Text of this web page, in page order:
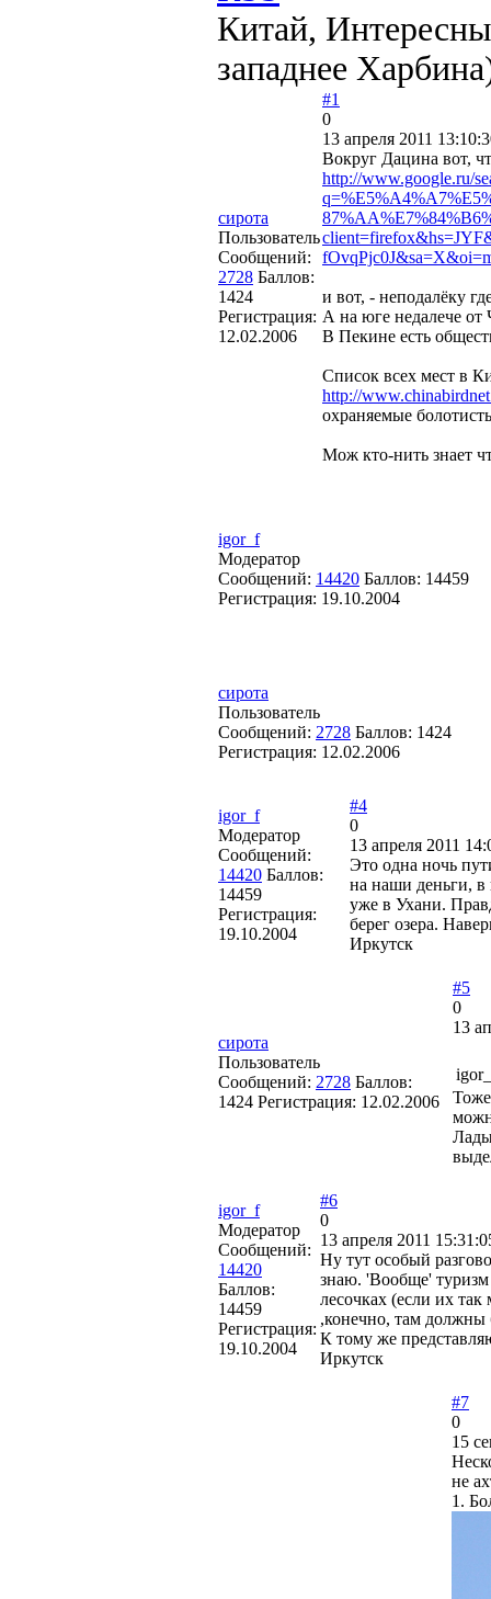
Китай,
западнее
сирота
Пользователь
Сообщений:
2728 Баллов:
1424
Регистрация:
12.02.2006
#1
0
13 апреля 2011
Вокруг Дацина вот,
http://www.google.ru/
и вот, - неподалёку
А на юге недалече
В Пекине есть
Список всех мест в
http://
охраняемые
Мож кто-нить знает
igor_f
Модератор
Сообщений: 14420 Баллов: 14459
Регистрация: 19.10.2004
сирота
Пользователь
Сообщений: 2728 Баллов: 1424
Регистрация: 12.02.2006
igor_f
Модератор
Сообщений:
14420 Баллов:
14459
Регистрация:
19.10.2004
#4
0
13 апреля 2011
Это одна ночь
на наши деньги, в
уже в Ухани.
берег озера.
Иркутск
сирота
Пользователь
Сообщений: 2728 Баллов:
1424 Регистрация: 12.02.2006
#5
0
13
igor_f
Модератор
Сообщений:
14420
Баллов:
14459
Регистрация:
19.10.2004
#6
0
13 апреля 2011
Ну тут особый
знаю. 'Вообще' туризм
лесочках (если их
,конечно, там должны
К тому же
Иркутск
#7
0
15
не
1.